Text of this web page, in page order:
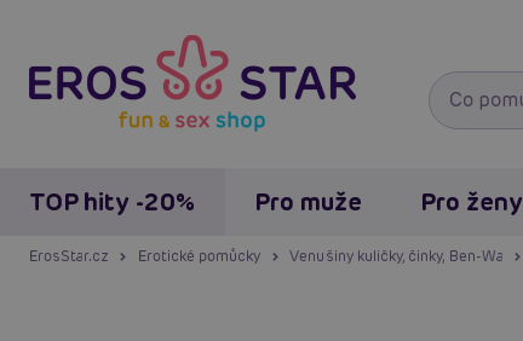
TOP hity -20% Pro muže Pro ženy
ErosStar.cz Erotické pomůcky Venušiny kuličky, činky, Ben-Wa